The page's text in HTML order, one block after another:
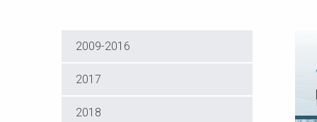
2009-2016
2017
2018